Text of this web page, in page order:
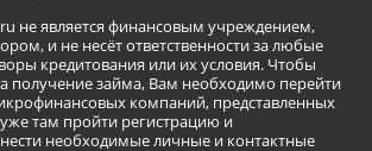
не является финансовым учреждением,
и не несёт ответственности за любые
кредитования или их условия. Чтобы
получение займа, Вам необходимо перейти
компаний, представленных
там пройти регистрацию и
необходимые личные и контактные